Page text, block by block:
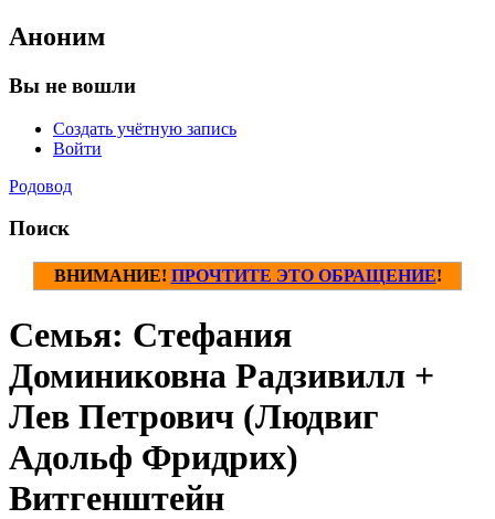
Аноним
Вы не вошли
Создать учётную запись
Войти
Родовод
Поиск
ВНИМАНИЕ! ПРОЧТИТЕ ЭТО ОБРАЩЕНИЕ!
Семья: Стефания
Доминиковна Радзивилл +
Лев Петрович (Людвиг
Адольф Фридрих)
Витгенштейн